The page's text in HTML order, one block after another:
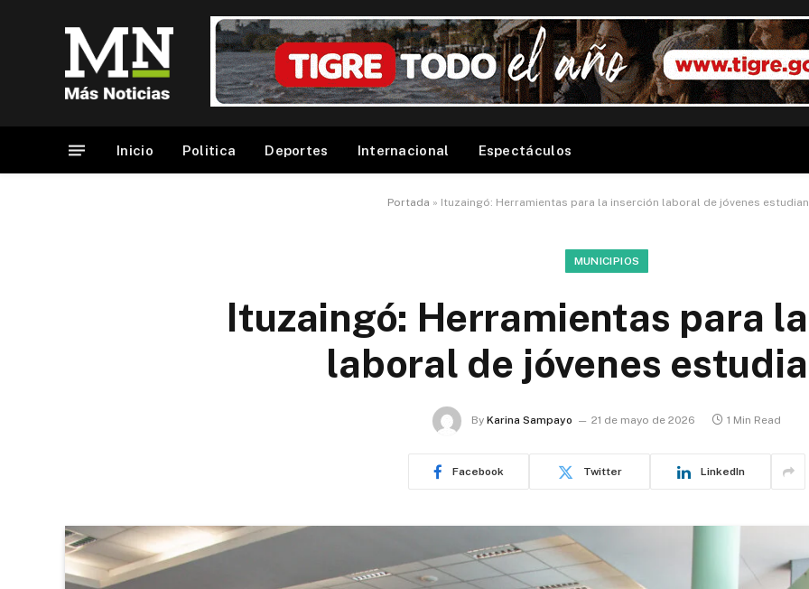
Inicio Politica Deportes Internacional Espectáculos
Portada » Ituzaingó: Herramientas para la inserción laboral de jóvenes
MUNICIPIOS
Ituzaingó: Herramientas para
laboral de jóvenes
By Karina Sampayo 21 de mayo de 2026 1 Min Read
Facebook Twitter LinkedIn